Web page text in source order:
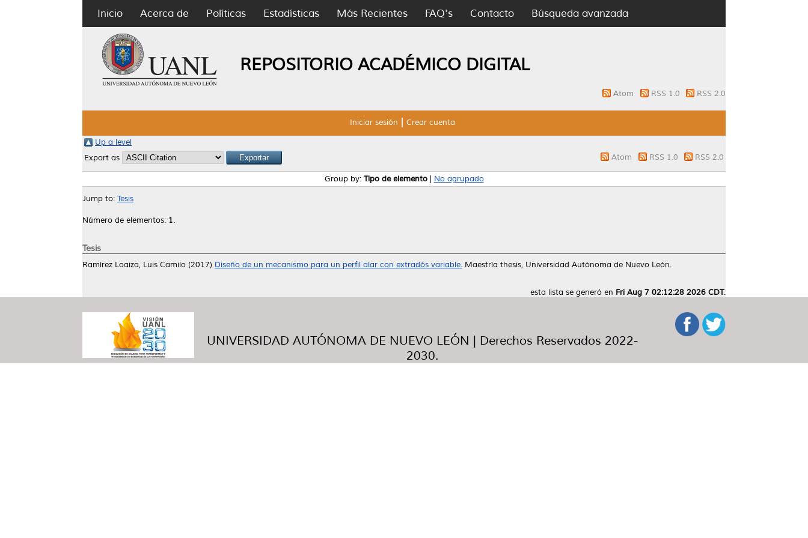
Inicio Acerca de Políticas Estadísticas Más Recientes FAQ's Contacto Búsqueda avanzada
REPOSITORIO ACADÉMICO DIGITAL
Atom RSS 1.0 RSS 2.0
Iniciar sesión Crear cuenta
Up a level
Export as
Atom RSS 1.0 RSS 2.0
Group by: Tipo de elemento| No agrupado
Jump to: Tesis
Número de elementos: 1.
Tesis
Ramírez Loaiza, Luis Camilo (2017) Diseño de un mecanismo para un perfil alar con extradós variable. Maestría thesis, Universidad Autónoma de Nuevo León.
esta lista se generó en Fri Aug 7 02:12:28 2026 CDT.
UNIVERSIDAD AUTÓNOMA DE NUEVO LEÓN | Derechos Reservados 2022-
2030.